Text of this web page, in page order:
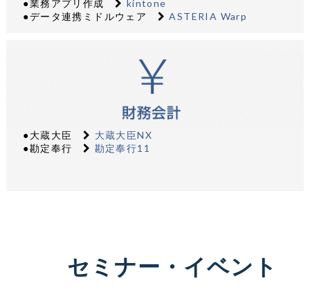
●業務アプリ作成
kintone
●データ連携ミドルウェア
ASTERIA Warp
●大蔵大臣
大蔵大臣NX
●勘定奉行
勘定奉行11
セミナー・イベント